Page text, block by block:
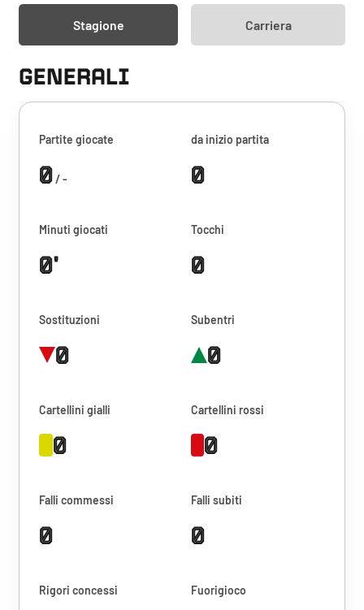
Stagione Carriera
GENERALI
Partite giocate
0/ -
da inizio partita
0
Minuti giocati
0'
Tocchi
0
Sostituzioni
0
Subentri
0
Cartellini gialli
0
Cartellini rossi
0
Falli commessi
0
Falli subiti
0
Rigori concessi Fuorigioco